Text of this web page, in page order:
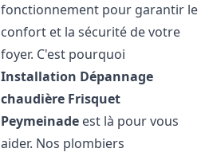
fonctionnement pour garantir le
confort et la sécurité de votre
foyer. C'est pourquoi
Installation Dépannage
chaudière Frisquet
Peymeinade est là pour vous
aider. Nos plombiers